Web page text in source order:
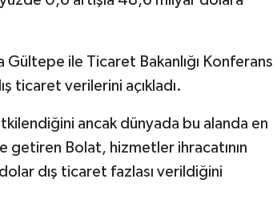
Gültepe ile Ticaret Bakanlığı Konferans
ticaret verilerini açıkladı.
ancak dünyada bu alanda en
getiren Bolat, hizmetler ihracatının
dış ticaret fazlası verildiğini